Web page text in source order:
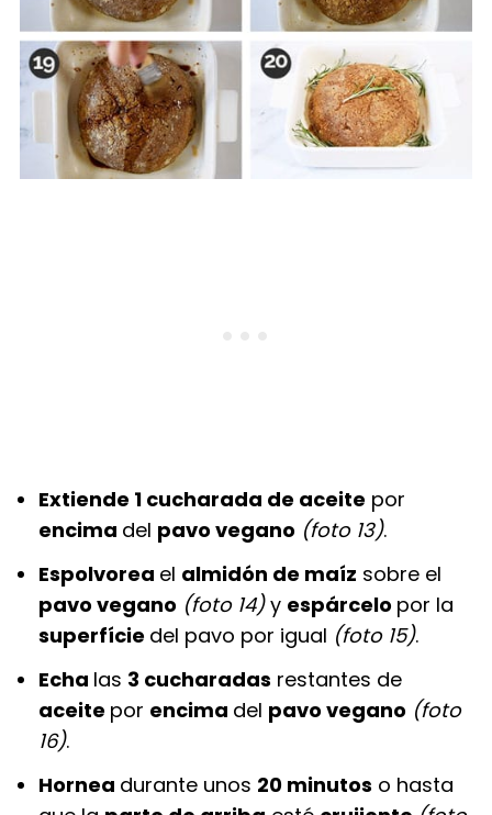
Extiende 1 cucharada de aceite por
encima del pavo vegano (foto 13).
Espolvorea el almidón de maíz sobre el
pavo vegano (foto 14)y espárcelo por la
superfície del pavo por igual (foto 15).
Echa las 3 cucharadas restantes de
aceite por encima del pavo vegano (foto
16).
Hornea durante unos 20 minutos o hasta